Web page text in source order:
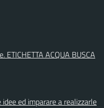
ACQUA BUSCA
ed imparare a realizzarle